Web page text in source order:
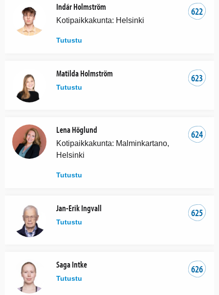
622
Indár Holmström
Kotipaikkakunta: Helsinki
Tutustu
623
Matilda Holmström
Tutustu
624
Lena Höglund
Kotipaikkakunta: Malminkartano,
Helsinki
Tutustu
625
Jan-Erik Ingvall
Tutustu
626
Saga Intke
Tutustu